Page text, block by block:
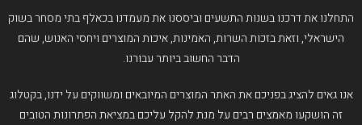
התחלנו את דרכנו בשנות התשעים וביססנו את מעמדנו בכאלף בתי מסחר בשוק
הישראלי, וזאת בזכות השרות, האמינות, איכות המוצרים ויחסי האנוש, שהם
הדבר החשוב ביותר עבורנו.
אנו גאים להציג בפניכם את האתר המוצרים המיובאים ומשווקים על ידנו, בקטלוג
זה הושקעו מאמצים רבים על מנת להקל עליכם במציאת הפתרונות הטובים